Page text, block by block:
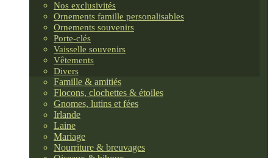
Nos exclusivités
Ornements famille personalisables
Ornements souvenirs
Porte-clés
Vaisselle souvenirs
Vêtements
Divers
Famille & amitiés
Flocons, clochettes & étoiles
Gnomes, lutins et fées
Irlande
Laine
Mariage
Nourriture & breuvages